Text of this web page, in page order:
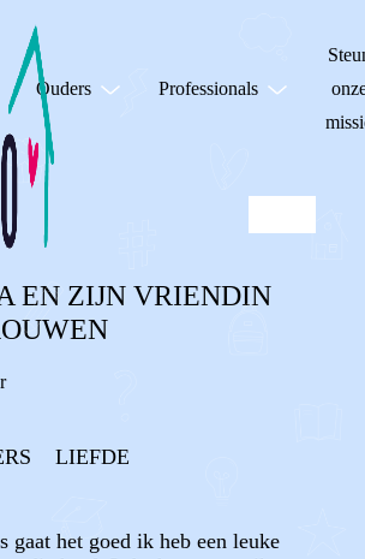
Ouders Professionals
EN ZIJN VRIENDIN
LIEFDE
het goed ik heb een leuke